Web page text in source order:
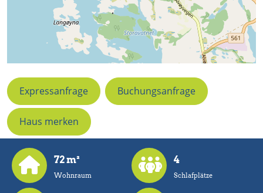
Expressanfrage Buchungsanfrage
Haus merken
72 m²
Wohnraum
4
Schlafplätze